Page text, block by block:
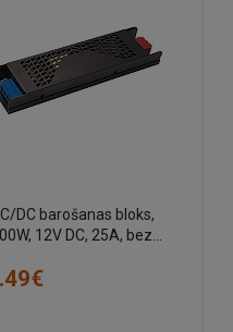
DC barošanas bloks,
12V DC, 25A, bez